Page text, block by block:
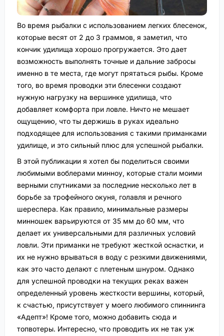
Во время рыбалки с использованием легких блесенок,
которые весят от 2 до 3 граммов, я заметил, что
кончик удилища хорошо прогружается. Это дает
возможность выполнять точные и дальние забросы
именно в те места, где могут прятаться рыбы. Кроме
того, во время проводки эти блесенки создают
нужную нагрузку на вершинке удилища, что
добавляет комфорта при ловле. Ничто не мешает
ощущению, что ты держишь в руках идеально
подходящее для использования с такими приманками
удилище, и это сильный плюс для успешной рыбалки.
В этой публикации я хотел бы поделиться своими
любимыми воблерами минноу, которые стали моими
верными спутниками за последние несколько лет в
борьбе за трофейного окуня, голавля и речного
шереспера. Как правило, минимальные размеры
минношек варьируются от 35 мм до 60 мм, что
делает их универсальными для различных условий
ловли. Эти приманки не требуют жесткой оснастки, и
их не нужно врываться в воду с резкими движениями,
как это часто делают с плетеным шнуром. Однако
для успешной проводки на текущих реках важен
определенный уровень жесткости вершины, который,
к счастью, присутствует у моего любимого спиннинга
«Адепт»! Кроме того, можно добавить сюда и
топвотеры. Интересно, что проводить их не так уж